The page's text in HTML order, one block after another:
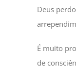
Deus
É muito
de